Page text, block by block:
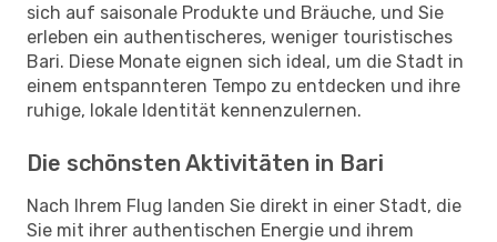
sich auf saisonale Produkte und Bräuche, und Sie
erleben ein authentischeres, weniger touristisches
Bari. Diese Monate eignen sich ideal, um die Stadt in
einem entspannteren Tempo zu entdecken und ihre
ruhige, lokale Identität kennenzulernen.
Die schönsten Aktivitäten in Bari
Nach Ihrem Flug landen Sie direkt in einer Stadt, die
Sie mit ihrer authentischen Energie und ihrem